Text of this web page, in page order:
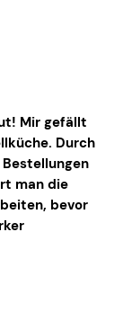
Mir gefällt
Durch
man die
bevor